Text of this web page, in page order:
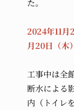
た。
2024年11
月20日（木
工事中は全
断水による
内（トイレ